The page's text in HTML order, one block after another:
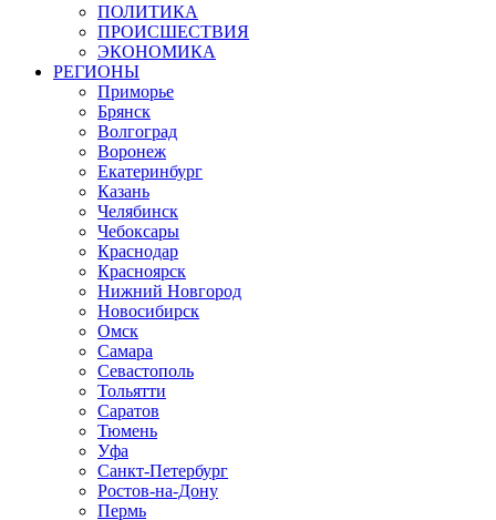
ПОЛИТИКА
ПРОИСШЕСТВИЯ
ЭКОНОМИКА
РЕГИОНЫ
Приморье
Брянск
Волгоград
Воронеж
Екатеринбург
Казань
Челябинск
Чебоксары
Краснодар
Красноярск
Нижний Новгород
Новосибирск
Омск
Самара
Севастополь
Тольятти
Саратов
Тюмень
Уфа
Санкт-Петербург
Ростов-на-Дону
Пермь